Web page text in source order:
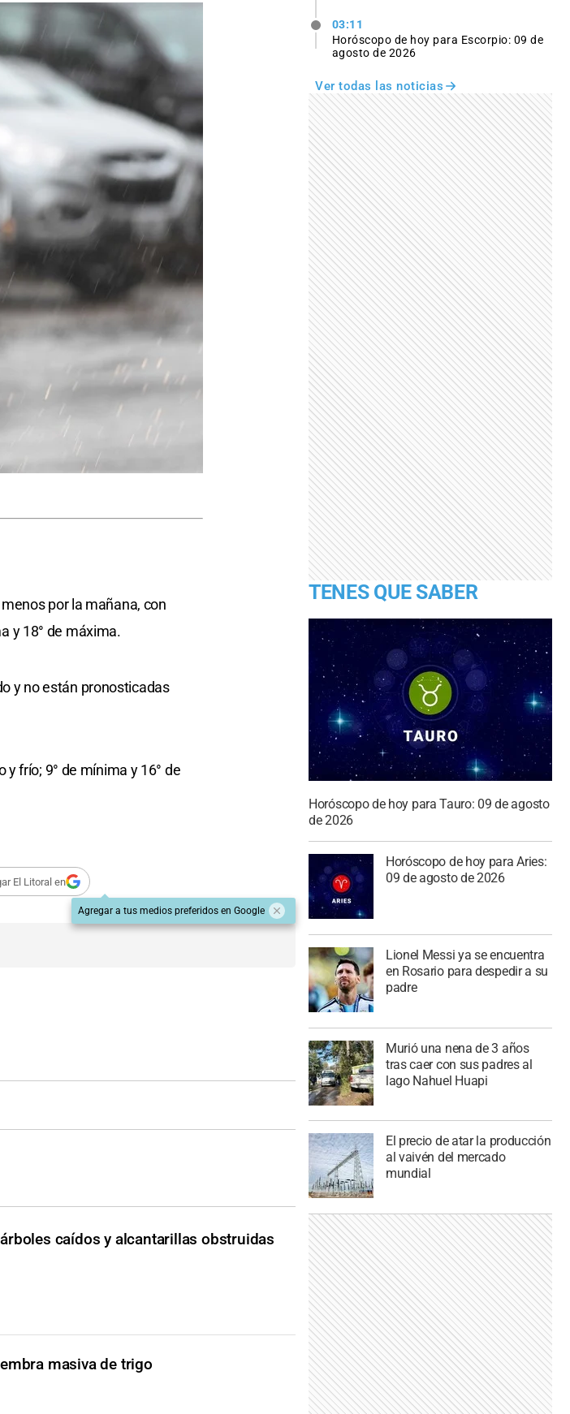
por la mañana, con
y 18° de máxima.
y no están pronosticadas
frío; 9° de mínima y 16° de
El Litoral en
Agregar a tus medios preferidos en Google
caídos y alcantarillas obstruidas
masiva de trigo
03:11
Horóscopo de hoy para Escorpio: 09 de
agosto de 2026
Ver todas las noticias
TENES QUE SABER
Horóscopo de hoy para Tauro: 09 de agosto
de 2026
Horóscopo de hoy para Aries:
09 de agosto de 2026
Lionel Messi ya se encuentra
en Rosario para despedir a su
padre
Murió una nena de 3 años
tras caer con sus padres al
lago Nahuel Huapi
El precio de atar la producción
al vaivén del mercado
mundial